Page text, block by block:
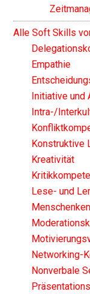
Alle Soft Skills
Empathie
Initiative und
Intra-/
Konstruktive
Kreativität
Lese- und
Networking-
Nonverbale